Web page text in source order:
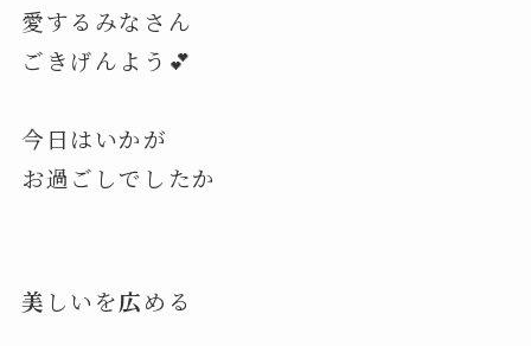
愛するみなさん
ごきげんよう💕
今日はいかが
お過ごしでしたか
美 しいを広める